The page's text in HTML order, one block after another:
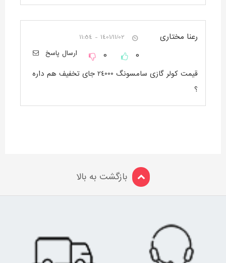
رعنا مختاری
ارسال پاسخ
0 0
قیمت کولر گازی سامسونگ 24000 جای تخفیف هم داره
؟
بازگشت به بالا